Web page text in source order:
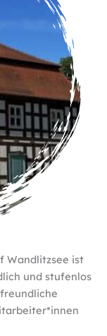
Wandlitzsee ist
und stufenlos